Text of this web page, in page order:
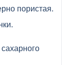
пористая.